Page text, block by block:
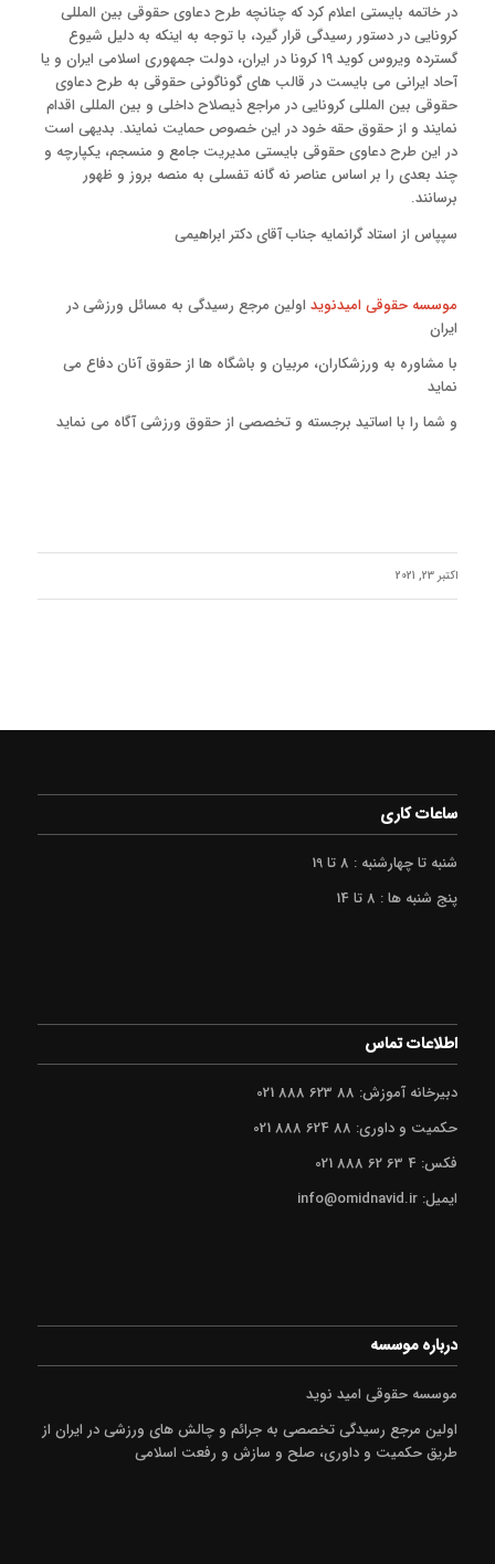
در خاتمه بایستی اعلام کرد که چنانچه طرح دعاوی حقوقی بین المللی
کرونایی در دستور رسیدگی قرار گیرد، با توجه به اینکه به دلیل شیوع
گسترده ویروس کوید ۱۹ کرونا در ایران، دولت جمهوری اسلامی ایران و یا
آحاد ایرانی می بایست در قالب های گوناگونی حقوقی به طرح دعاوی
حقوقی بین المللی کرونایی در مراجع ذیصلاح داخلی و بین المللی اقدام
نمایند و از حقوق حقه خود در این خصوص حمایت نمایند. بدیهی است
در این طرح دعاوی حقوقی بایستی مدیریت جامع و منسجم، یکپارچه و
چند بعدی را بر اساس عناصر نه گانه تفسلی به منصه بروز و ظهور
برسانند.
سپپاس از استاد گرانمایه جناب آقای دکتر ابراهیمی
موسسه حقوقی امیدنویداولین مرجع رسیدگی به مسائل ورزشی در
ایران
با مشاوره به ورزشکاران، مربیان و باشگاه ها از حقوق آنان دفاع می
نماید
و شما را با اساتید برجسته و تخصصی از حقوق ورزشی آگاه می نماید
اکتبر 23, 2021
ساعات کاری
شنبه تا چهارشنبه : 8 تا 19
پنج شنبه ها : 8 تا 14
اطلاعات تماس
دبیرخانه آموزش: 88 623 888 021
حکمیت و داوری: 88 624 888 021
فکس: 4 63 62 888 021
ایمیل: info@omidnavid.ir
درباره موسسه
موسسه حقوقی امید نوید
اولین مرجع رسیدگی تخصصی به جرائم و چالش های ورزشی در ایران از
طریق حکمیت و داوری، صلح و سازش و رفعت اسلامی